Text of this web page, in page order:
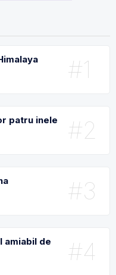
#1
#2
patru inele
#3
#4
amiabil de